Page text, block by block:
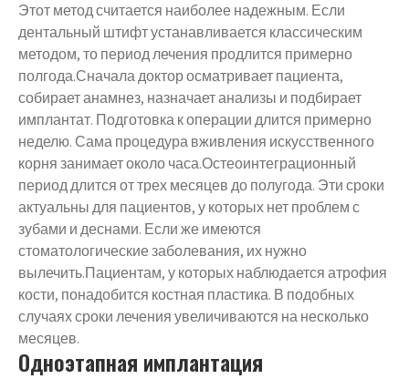
Этот метод считается наиболее надежным. Если
дентальный штифт устанавливается классическим
методом, то период лечения продлится примерно
полгода.Сначала доктор осматривает пациента,
собирает анамнез, назначает анализы и подбирает
имплантат. Подготовка к операции длится примерно
неделю. Сама процедура вживления искусственного
корня занимает около часа.Остеоинтеграционный
период длится от трех месяцев до полугода. Эти сроки
актуальны для пациентов, у которых нет проблем с
зубами и деснами. Если же имеются
стоматологические заболевания, их нужно
вылечить.Пациентам, у которых наблюдается атрофия
кости, понадобится костная пластика. В подобных
случаях сроки лечения увеличиваются на несколько
месяцев.
Одноэтапная имплантация